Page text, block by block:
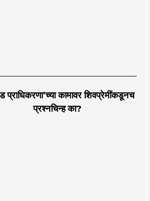
प्राधिकरणा’च्या कामावर शिवप्रेमींकडूनच
प्रश्नचिन्ह का?